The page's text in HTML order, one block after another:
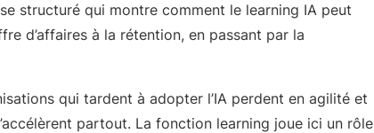
structuré qui montre comment le learning IA peut
d’affaires à la rétention, en passant par la
qui tardent à adopter l’IA perdent en agilité et
partout. La fonction learning joue ici un rôle